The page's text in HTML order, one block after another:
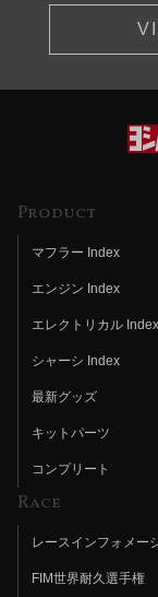
Product
マフラー Index
エンジン Index
エレクトリカル Index
シャーシ Index
最新グッズ
キットパーツ
コンプリート
Race
レースインフォメー
FIM世界耐久選手権